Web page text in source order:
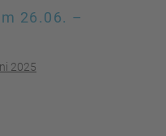
26.06. –
2025